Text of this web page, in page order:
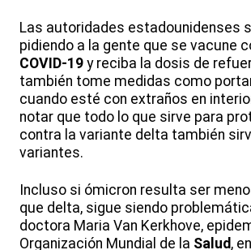
Las autoridades estadounidenses
pidiendo a la gente que se vacune
COVID-19 y reciba la dosis de
también tome medidas como
cuando esté con extraños en
notar que todo lo que sirve para
contra la variante delta también
variantes.
Incluso si ómicron resulta ser
que delta, sigue siendo
doctora Maria Van Kerkhove,
Organización Mundial de la Salud,